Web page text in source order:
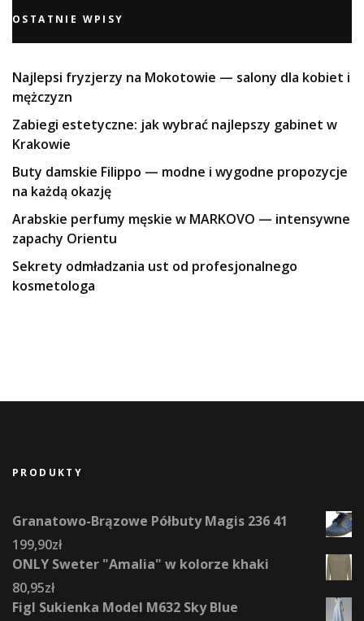
OSTATNIE WPISY
Najlepsi fryzjerzy na Mokotowie — salony dla kobiet i
mężczyzn
Zabiegi estetyczne: jak wybrać najlepszy gabinet w
Krakowie
Buty damskie Filippo — modne i wygodne propozycje
na każdą okazję
Arabskie perfumy męskie w MARKOVO — intensywne
zapachy Orientu
Sekrety odmładzania ust od profesjonalnego
kosmetologa
PRODUKTY
Granatowo-Brązowe Półbuty Magis 236 41
199,90zł
ONLY Sweter "Amalia" w kolorze khaki
80,95zł
Figl Sukienka Model M632 Sky Blue